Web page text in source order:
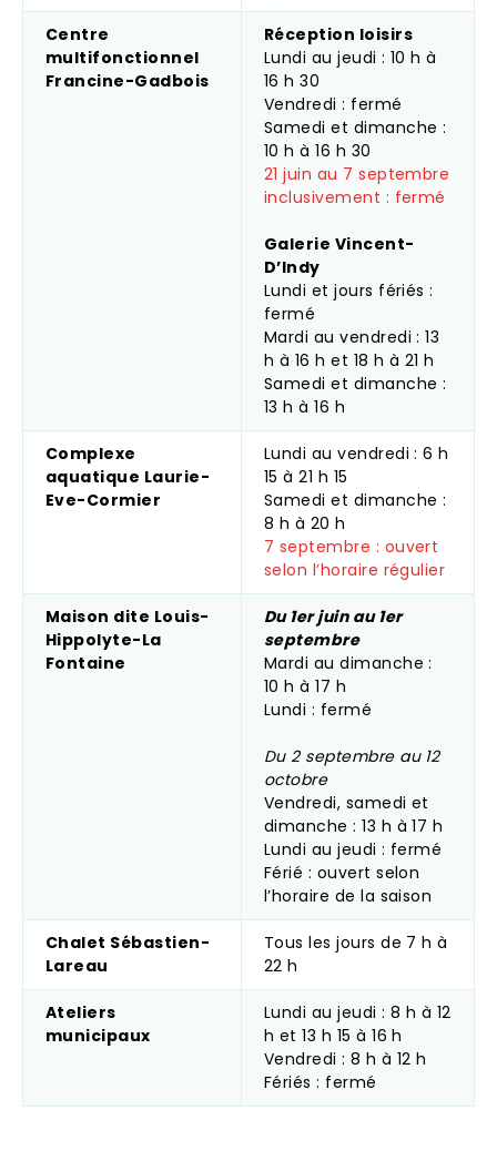
Centre
multifonctionnel
Francine-Gadbois
Réception loisirs
Lundi au jeudi : 10 h à
16 h 30
Vendredi : fermé
Samedi et dimanche :
10 h à 16 h 30
21 juin au 7 septembre
inclusivement : fermé
Galerie Vincent-
D’Indy
Lundi et jours fériés :
fermé
Mardi au vendredi : 13
h à 16 h et 18 h à 21 h
Samedi et dimanche :
13 h à 16 h
Complexe
aquatique Laurie-
Eve-Cormier
Lundi au vendredi : 6 h
15 à 21 h 15
Samedi et dimanche :
8 h à 20 h
7 septembre : ouvert
selon l’horaire régulier
Maison dite Louis-
Hippolyte-La
Fontaine
Du 1er juin au 1er
septembre
Mardi au dimanche :
10 h à 17 h
Lundi : fermé
Du 2 septembre au 12
octobre
Vendredi, samedi et
dimanche : 13 h à 17 h
Lundi au jeudi : fermé
Férié : ouvert selon
l’horaire de la saison
Chalet Sébastien-
Lareau
Tous les jours de 7 h à
22 h
Ateliers
municipaux
Lundi au jeudi : 8 h à 12
h et 13 h 15 à 16 h
Vendredi : 8 h à 12 h
Fériés : fermé